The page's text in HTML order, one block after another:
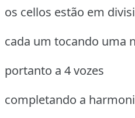
os cellos estão em
cada um tocando uma
portanto a 4 vozes
completando a